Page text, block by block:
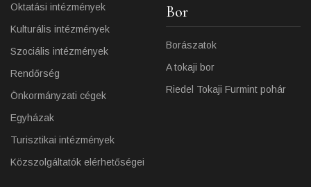
Oktatási intézmények
Kulturális intézmények
Szociális intézmények
Rendőrség
Önkormányzati cégek
Egyházak
Turisztikai intézmények
Közszolgáltatók elérhetőségei
Bor
Borászatok
A tokaji bor
Riedel Tokaji Furmint pohár